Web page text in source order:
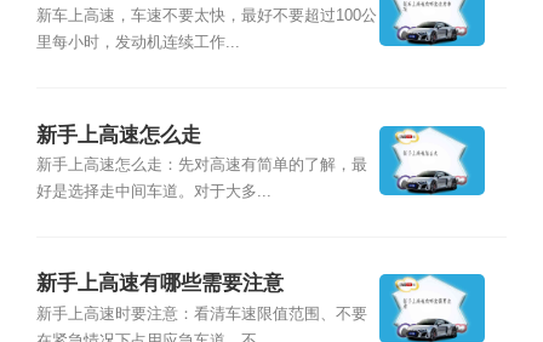
新车上高速，车速不要太快，最好不要超过100公
里每小时，发动机连续工作...
新手上高速怎么走
新手上高速怎么走：先对高速有简单的了解，最
好是选择走中间车道。对于大多...
新手上高速有哪些需要注意
新手上高速时要注意：看清车速限值范围、不要